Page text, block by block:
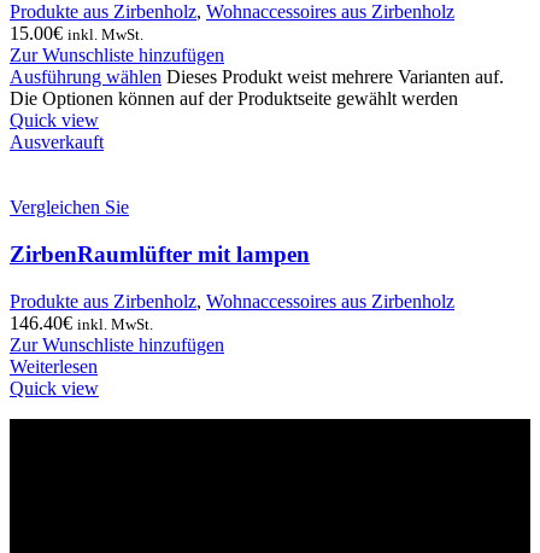
Produkte aus Zirbenholz, Wohnaccessoires aus Zirbenholz
15.00€ inkl. MwSt.
Zur Wunschliste hinzufügen
Ausführung wählen Dieses Produkt weist mehrere Varianten auf.
Die Optionen können auf der Produktseite gewählt werden
Quick view
Ausverkauft
Vergleichen Sie
ZirbenRaumlüfter mit lampen
Produkte aus Zirbenholz, Wohnaccessoires aus Zirbenholz
146.40€ inkl. MwSt.
Zur Wunschliste hinzufügen
Weiterlesen
Quick view